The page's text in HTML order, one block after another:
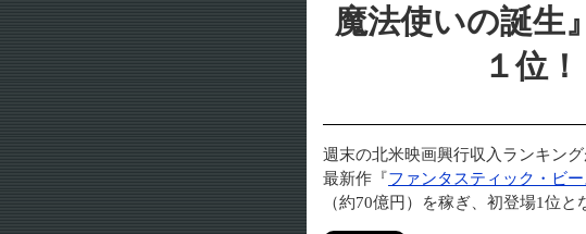
魔法使いの誕生
１位！
週末の北米映画興行収入ランキング
最新作『ファンタスティック・ビ
（約70億円）を稼ぎ、初登場1位と